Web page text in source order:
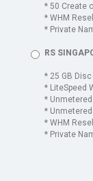
* 50 Create
* WHM
* Private
RS
* 25 GB
* LiteSpeed
*
*
* WHM
* Private